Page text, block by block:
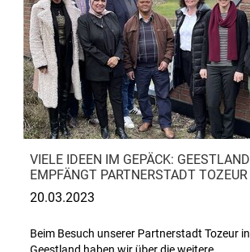
VIELE IDEEN IM GEPÄCK: GEESTLAND
EMPFÄNGT PARTNERSTADT TOZEUR
20.03.2023
Beim Besuch unserer Partnerstadt Tozeur in